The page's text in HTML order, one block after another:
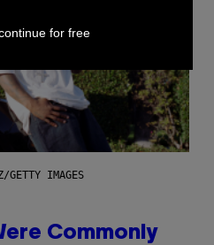
GETTY IMAGES
Commonly
for free